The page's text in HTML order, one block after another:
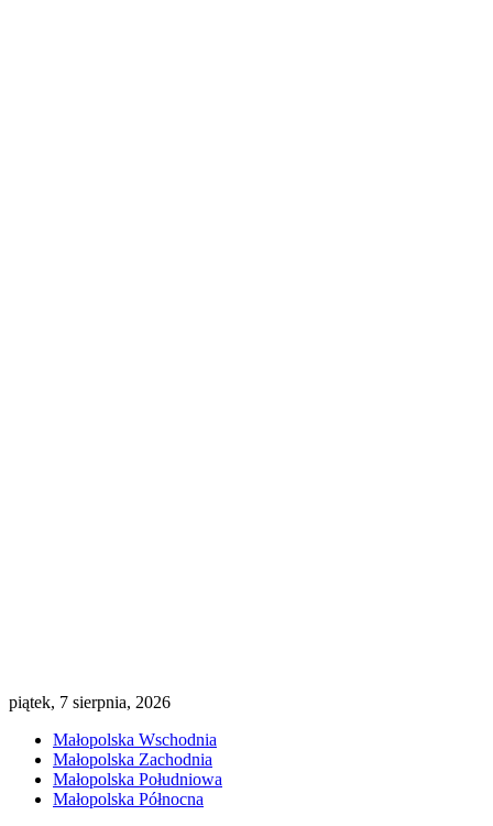
piątek, 7 sierpnia, 2026
Małopolska Wschodnia
Małopolska Zachodnia
Małopolska Południowa
Małopolska Północna